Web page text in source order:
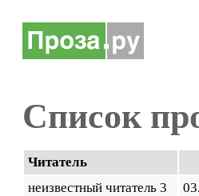
Список
Читатель
неизвестный читатель 3